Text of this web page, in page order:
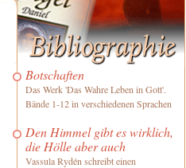
Botschaften
Das Werk 'Das Wahre Leben in Gott'.
Bände 1-12 in verschiedenen Sprachen
Den Himmel gibt es wirklich,
die Hölle aber auch
Vassula Rydén schreibt einen